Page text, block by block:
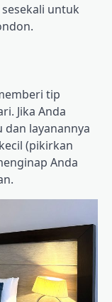
untuk
tip
Jika Anda
layanannya
(pikirkan
Anda